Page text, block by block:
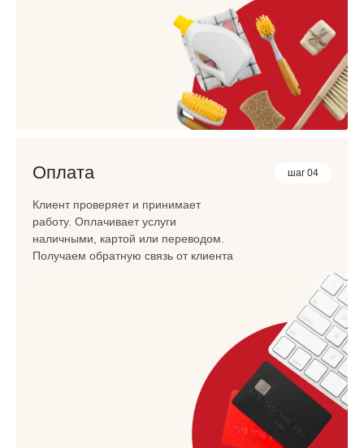
шаг 04
Оплата
Клиент проверяет и принимает
работу. Оплачивает услуги
наличными, картой или переводом.
Получаем обратную связь от клиента